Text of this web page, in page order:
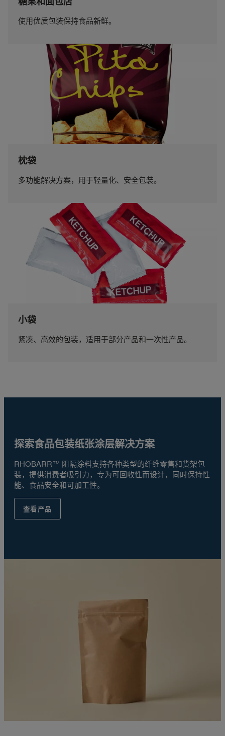
使用优质包装保持食品新鲜。
枕袋
多功能解决方案，用于轻量化、安全包装。
小袋
紧凑、高效的包装，适用于部分产品和一次性产品。
探索食品包装纸张涂层解决方案
RHOBARR™ 阻隔涂料支持各种类型的纤维零售和货架包
装，提供消费者吸引力，专为可回收性而设计，同时保持性
能、食品安全和可加工性。
查看产品